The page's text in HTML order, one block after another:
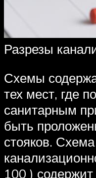
Разрезы
Схемы
тех мест, где
санитарным
быть
стояков.
100 )